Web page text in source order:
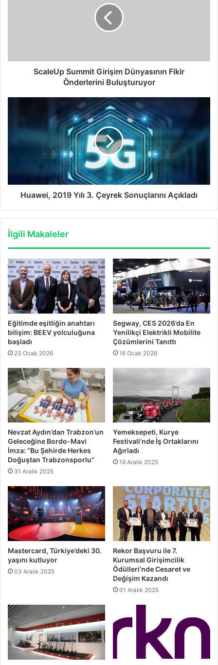
ScaleUp Summit Girişim Dünyasının Fikir
Önderlerini Buluşturuyor
Huawei, 2019 Yılı 3. Çeyrek Sonuçlarını Açıkladı
İlgili Makaleler
Eğitimde eşitliğin anahtarı
bilişim: BEEV yolculuğuna
başladı
23 Ocak 2026
Segway, CES 2026’da En
Yenilikçi Elektrikli Mobilite
Çözümlerini Tanıttı
16 Ocak 2026
Nevzat Aydın’dan Trabzon’un
Geleceğine Bordo-Mavi
İmza: “Bu Şehirde Herkes
Doğuştan Trabzonsporlu”
31 Aralık 2025
Yemeksepeti, Kurye
Festivali’nde İş Ortaklarını
Ağırladı
19 Aralık 2025
Mastercard, Türkiye’deki 30.
yaşını kutluyor
03 Aralık 2025
Rekor Başvuru ile 7.
Kurumsal Girişimcilik
Ödülleri’nde Cesaret ve
Değişim Kazandı
01 Aralık 2025